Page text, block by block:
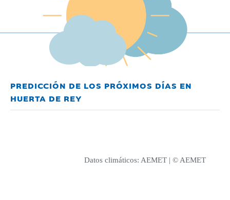
PREDICCIÓN DE LOS PRÓXIMOS DÍAS EN
HUERTA DE REY
Datos climáticos: AEMET | © AEMET